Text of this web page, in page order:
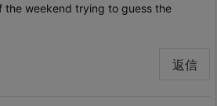
the weekend trying to guess the
返信